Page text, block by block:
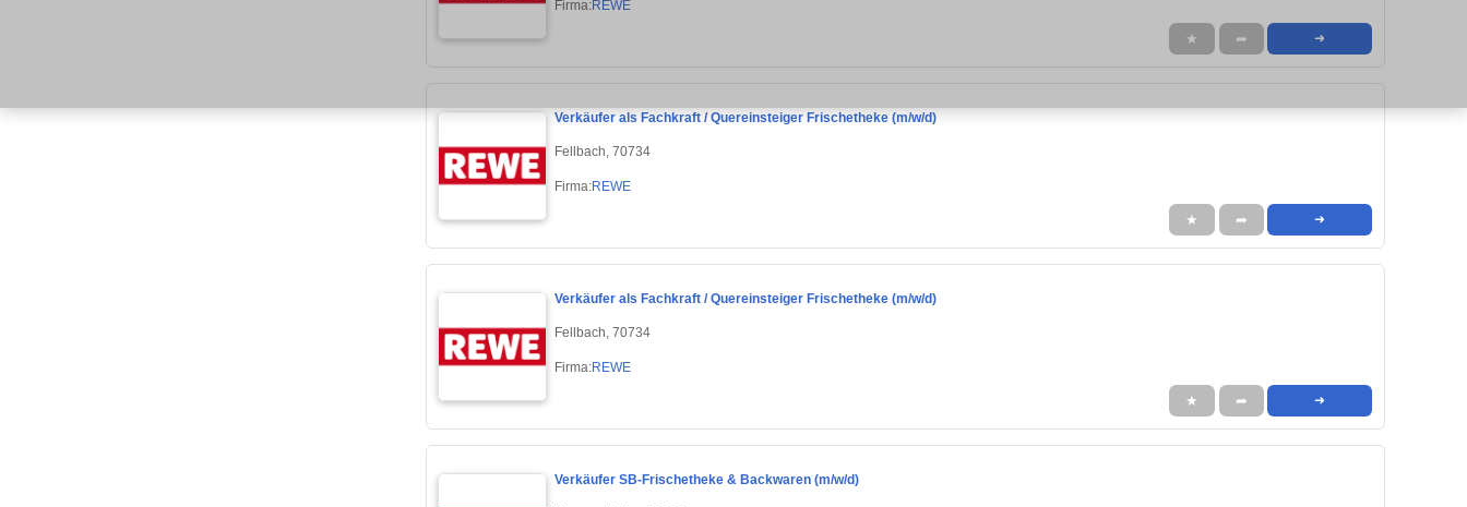
Firma:REWE
★ ➦ ➜
Verkäufer als Fachkraft / Quereinsteiger Frischetheke (m/w/d)
Fellbach, 70734
Firma:REWE
★ ➦ ➜
Verkäufer als Fachkraft / Quereinsteiger Frischetheke (m/w/d)
Fellbach, 70734
Firma:REWE
★ ➦ ➜
Verkäufer SB-Frischetheke & Backwaren (m/w/d)